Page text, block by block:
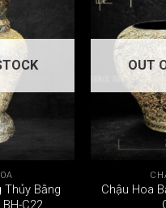
Thủy Bằng
OUT
Chậu Hoa